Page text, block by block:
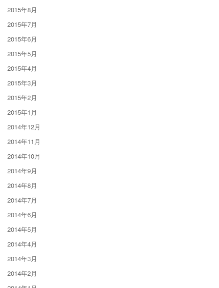
2015年8月
2015年7月
2015年6月
2015年5月
2015年4月
2015年3月
2015年2月
2015年1月
2014年12月
2014年11月
2014年10月
2014年9月
2014年8月
2014年7月
2014年6月
2014年5月
2014年4月
2014年3月
2014年2月